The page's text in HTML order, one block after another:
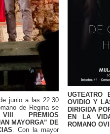
junio a las 22:30
de Regina se
VIII PREMIOS
MAYORGA” DE
. Con la mayor
UGTEATRO
OVIDIO Y
DIRIGIDA
EN LA
ROMANO